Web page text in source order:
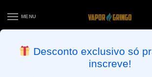
MENU
ENTREGA NO MESMO DIA EM SÃO PAULO
APROVADOS ATÉ 15:30 VIA
Desconto exclusivo só
inscreve!